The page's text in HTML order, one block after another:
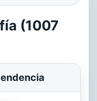
(1007